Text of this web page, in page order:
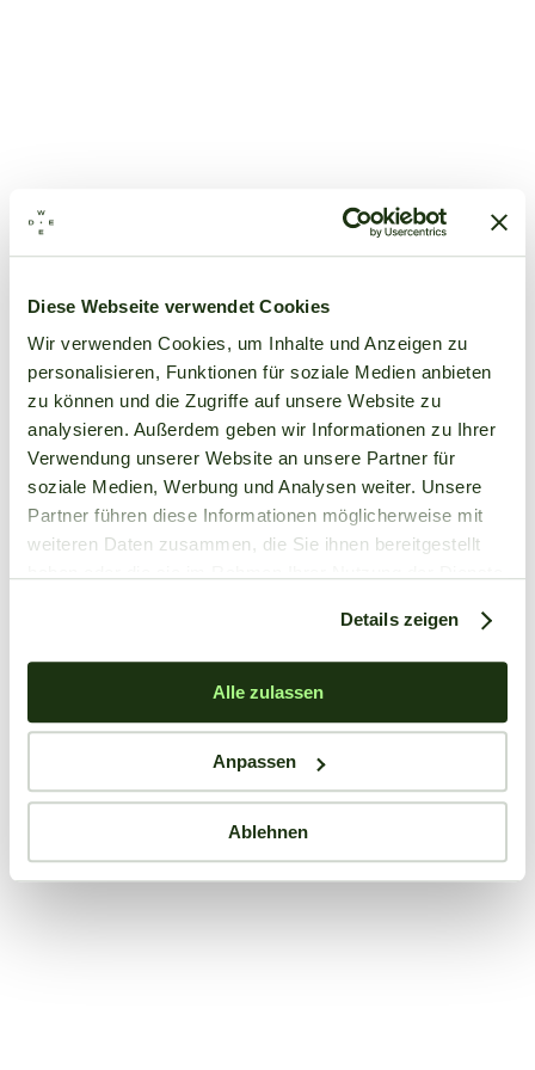
Diese Webseite verwendet Cookies
Wir verwenden Cookies, um Inhalte und Anzeigen zu
personalisieren, Funktionen für soziale Medien anbieten
zu können und die Zugriffe auf unsere Website zu
analysieren. Außerdem geben wir Informationen zu Ihrer
Verwendung unserer Website an unsere Partner für
soziale Medien, Werbung und Analysen weiter. Unsere
Partner führen diese Informationen möglicherweise mit
weiteren Daten zusammen, die Sie ihnen bereitgestellt
Details zeigen
Alle zulassen
Anpassen
Ablehnen